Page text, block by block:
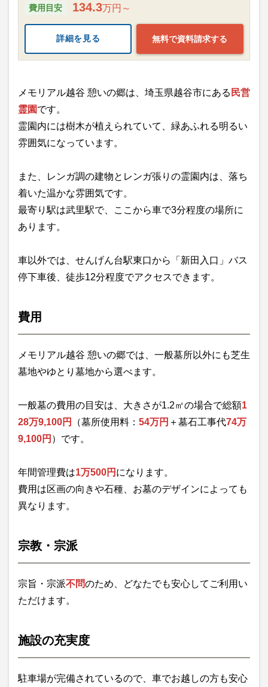
費用目安 134.3万円～
詳細を見る 無料で資料請求する
メモリアル越谷 憩いの郷は、埼玉県越谷市にある民営
霊園です。
霊園内には樹木が植えられていて、緑あふれる明るい
雰囲気になっています。
また、レンガ調の建物とレンガ張りの霊園内は、落ち
着いた温かな雰囲気です。
最寄り駅は武里駅で、ここから車で3分程度の場所に
あります。
車以外では、せんげん台駅東口から「新田入口」バス
停下車後、徒歩12分程度でアクセスできます。
費用
メモリアル越谷 憩いの郷では、一般墓所以外にも芝生
墓地やゆとり墓地から選べます。
一般墓の費用の目安は、大きさが1.2㎡の場合で総額1
28万9,100円
（墓所使用料： 54万円 ＋墓石工事代74万
9,100円 ）です。
年間管理費は1万500円 になります。
費用は区画の向きや石種、お墓のデザインによっても
異なります。
宗教・宗派
宗旨・宗派不問のため、どなたでも安心してご利用い
ただけます。
施設の充実度
駐車場が完備されているので、車でお越しの方も安心